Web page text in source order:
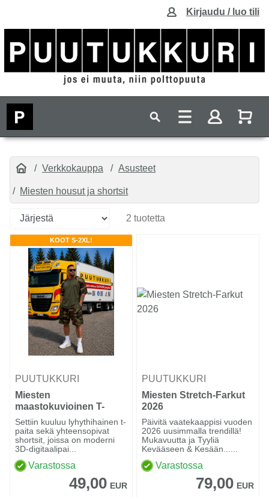
Kirjaudu / luo tili
Verkkokauppa Asusteet
Miesten housut ja shortsit
2 tuotetta
KOOT S-2XL!
PUUTUKKURI
Miesten
maastokuvioinen T-
paita- ja shortsisetti
Settiin kuuluu lyhythihainen t-
paita sekä yhteensopivat
shortsit, joissa on moderni
3D-digitaalipai...
Varastossa
49,00 EUR
PUUTUKKURI
Miesten Stretch-Farkut
2026
Päivitä vaatekaappisi vuoden
2026 uusimmalla trendillä!
Mukavuutta ja Tyyliä
Kevääseen & Kesään......
Varastossa
79,00 EUR